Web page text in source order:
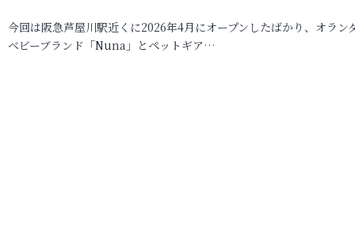
今回は阪急芦屋川駅近くに2026年4月にオープンしたばかり、オラン
ベビーブランド「Nuna」とペットギア…